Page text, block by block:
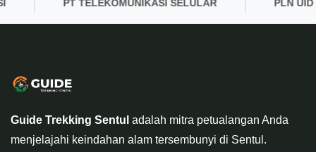
PT TELEKOMUNIKASI SELULAR PLN UID
Guide Trekking Sentul adalah mitra petualangan Anda
menjelajahi keindahan alam tersembunyi di Sentul.